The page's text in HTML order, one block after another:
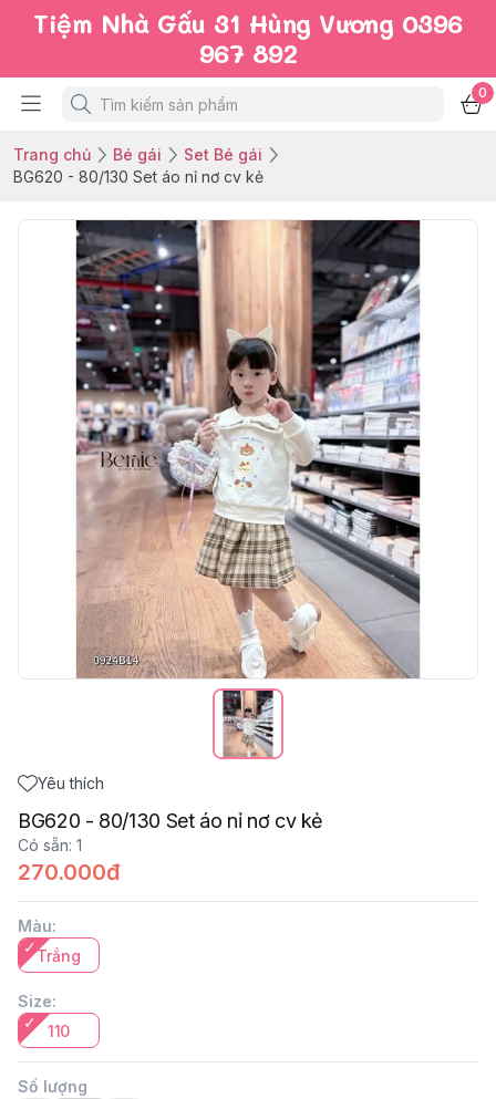
Tiệm Nhà Gấu 31 Hùng Vương 0396
967 892
0
Trang chủ Bé gái
Set Bé gái
BG620 - 80/130 Set áo nỉ nơ cv kẻ
Yêu thích
BG620 - 80/130 Set áo nỉ nơ cv kẻ
Có sẵn: 1
270.000đ
Màu:
Trắng
Size:
110
Số lượng